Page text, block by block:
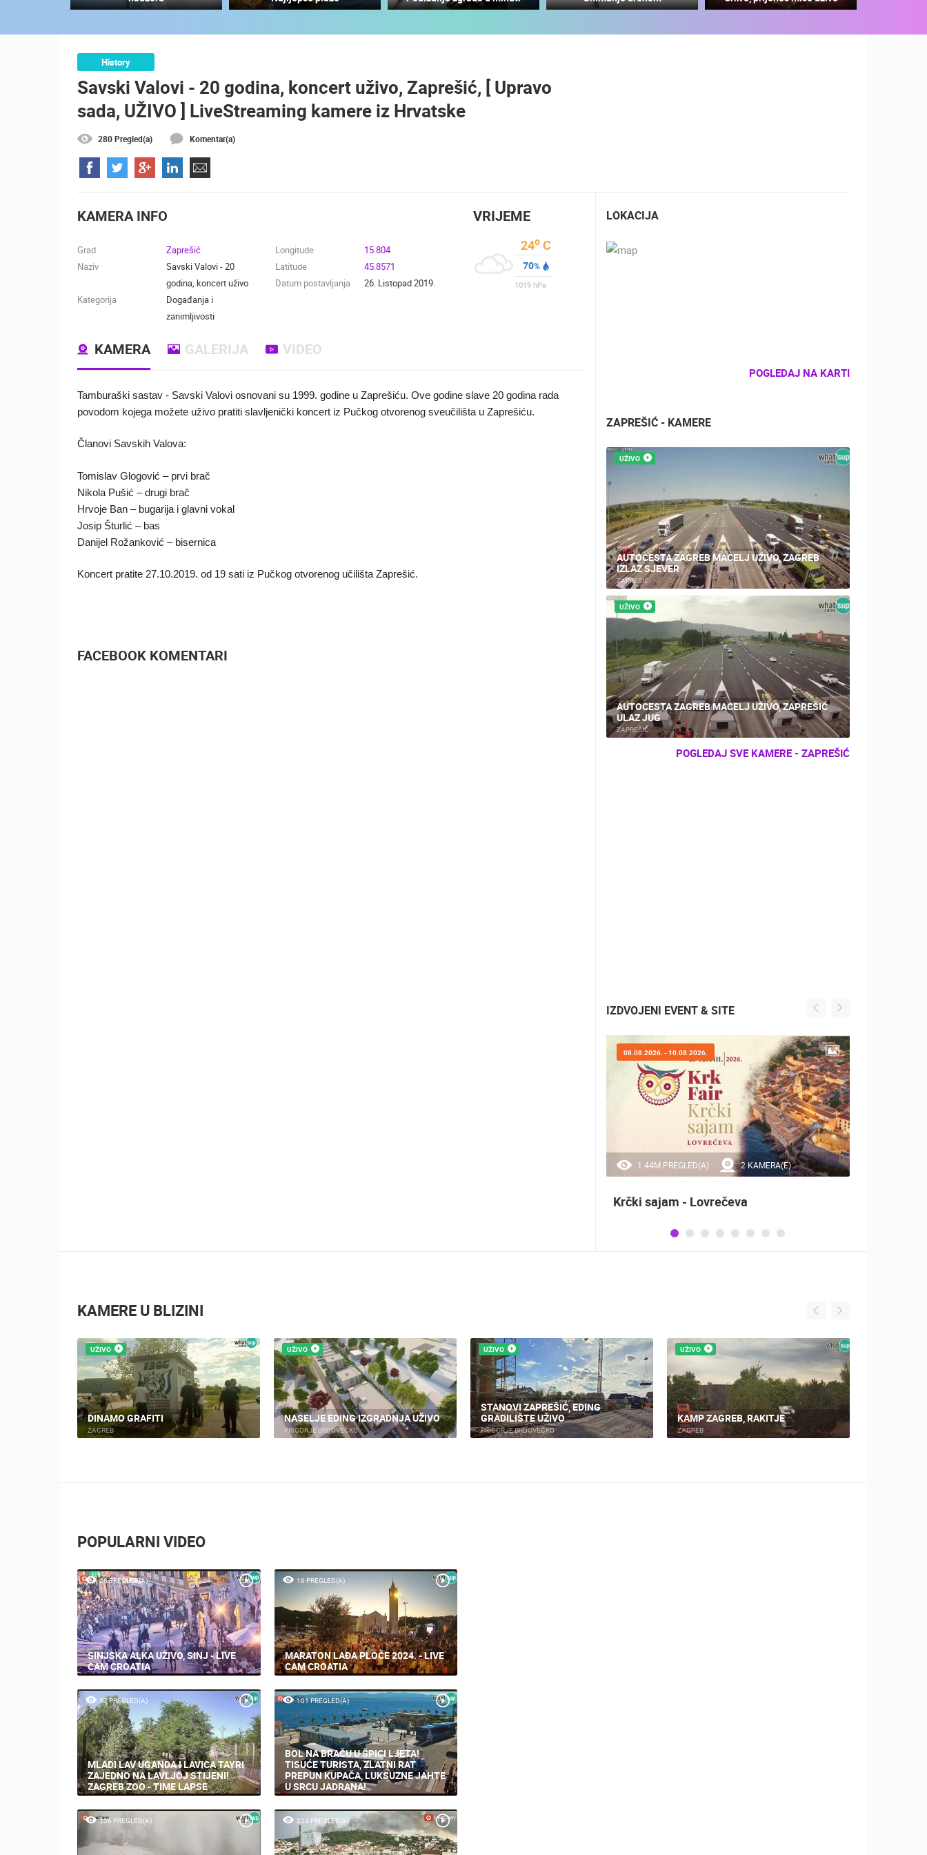
NAJBOLJE S WEBA GRADOVI I MJESTA HD - OKRETNE KAMERE GRADILIŠTA SKIJANJE I SNIJEG PLAŽE
TRANSPORT I PROMET ZNAMENITOSTI SVJETSKA BAŠTINA SPORT
History
Savski Valovi - 20 godina, koncert uživo, Zaprešić, [ Upravo
sada, UŽIVO ] LiveStreaming kamere iz Hrvatske
280 Pregled(a) Komentar(a)
KAMERA INFO
Grad
Zaprešić
Naziv
Savski Valovi - 20
godina, koncert uživo
Kategorija
Događanja i
zanimljivosti
Longitude
15.804
Latitude
45.8571
Datum postavljanja
26. Listopad 2019.
VRIJEME
24o C
70%
1019 hPa
KAMERA GALERIJA VIDEO
Tamburaški sastav - Savski Valovi osnovani su 1999. godine u Zaprešiću. Ove godine slave 20 godina rada
povodom kojega možete uživo pratiti slavljenički koncert iz Pučkog otvorenog sveučilišta u Zaprešiću.
Članovi Savskih Valova:
Tomislav Glogović – prvi brač
Nikola Pušić – drugi brač
Hrvoje Ban – bugarija i glavni vokal
Josip Šturlić – bas
Danijel Rožanković – bisernica
Koncert pratite 27.10.2019. od 19 sati iz Pučkog otvorenog učilišta Zaprešić.
FACEBOOK KOMENTARI
LOKACIJA
POGLEDAJ NA KARTI
ZAPREŠIĆ - KAMERE
UŽIVO
AUTOCESTA ZAGREB MACELJ UŽIVO, ZAGREB
IZLAZ SJEVER
ZAPREŠIĆ
UŽIVO
AUTOCESTA ZAGREB MACELJ UŽIVO, ZAPREŠIĆ
ULAZ JUG
ZAPREŠIĆ
POGLEDAJ SVE KAMERE - ZAPREŠIĆ
IZDVOJENI EVENT & SITE
1.44M PREGLED(A) 2 KAMERA(E)
08.08.2026. - 10.08.2026.
Krčki sajam - Lovrečeva
KAMERE U BLIZINI
STANOVI ZAPREŠIĆ, EDING
GRADILIŠTE UŽIVO
PRIGORJE BRDOVEČKO
UŽIVO
KAMP ZAGREB, RAKITJE
ZAGREB
UŽIVO
ZAGREB - PANORAMSKI POGLED,
VRAPČE
ZAGREB
UŽIVO
RIMAC CAMPUS GRADILIŠTE UŽIVO
SVETA NEDELJA
UŽIVO
MONTAŽA I IZGRADNJA
MOBIL KUĆE
SAMOBOR
POPULARNI VIDEO
26 PREGLED(A)
SINJSKA ALKA UŽIVO, SINJ - LIVE
CAM CROATIA
16 PREGLED(A)
MARATON LAĐA PLOČE 2024. - LIVE
CAM CROATIA
57 PREGLED(A)
MLADI LAV UGANDA I LAVICA TAYRI
ZAJEDNO NA LAVLJOJ STIJENI!
ZAGREB ZOO - TIME LAPSE
101 PREGLED(A)
BOL NA BRAČU U ŠPICI LJETA!
TISUĆE TURISTA, ZLATNI RAT
PREPUN KUPAČA, LUKSUZNE JAHTE
U SRCU JADRANA!
236 PREGLED(A) 224 PREGLED(A)